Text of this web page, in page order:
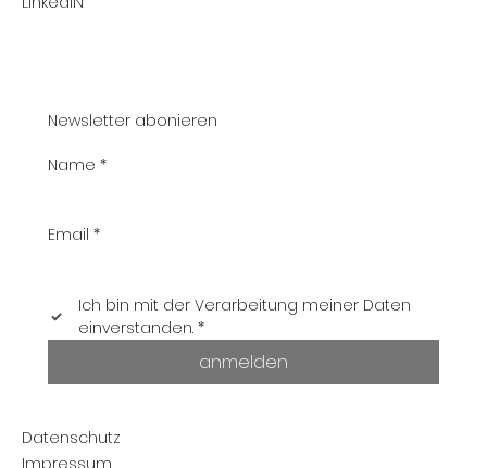
Datenschutz
Newsletter abonieren
Name *
Email *
Ich bin mit der Verarbeitung meiner Daten
einverstanden. *
anmelden